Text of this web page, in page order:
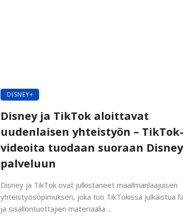
DISNEY+
Disney ja TikTok aloittavat
uudenlaisen yhteistyön – TikTok-
videoita tuodaan suoraan
palveluun
Disney ja TikTok ovat julkistaneet maailmanlaajuisen
yhteistyösopimuksen, joka tuo TikTokissa julkaistua
ja sisällöntuottajien materiaalia ...